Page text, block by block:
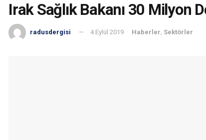
Irak Sağlık Bakanı 30 Milyon
radusdergisi 4 Eylül 2019 Haberler, Sektörler